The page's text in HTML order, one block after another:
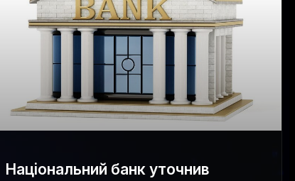
Національний банк уточнив